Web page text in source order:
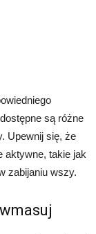
są różne
Upewnij się, że
aktywne, takie jak
zabijaniu wszy.